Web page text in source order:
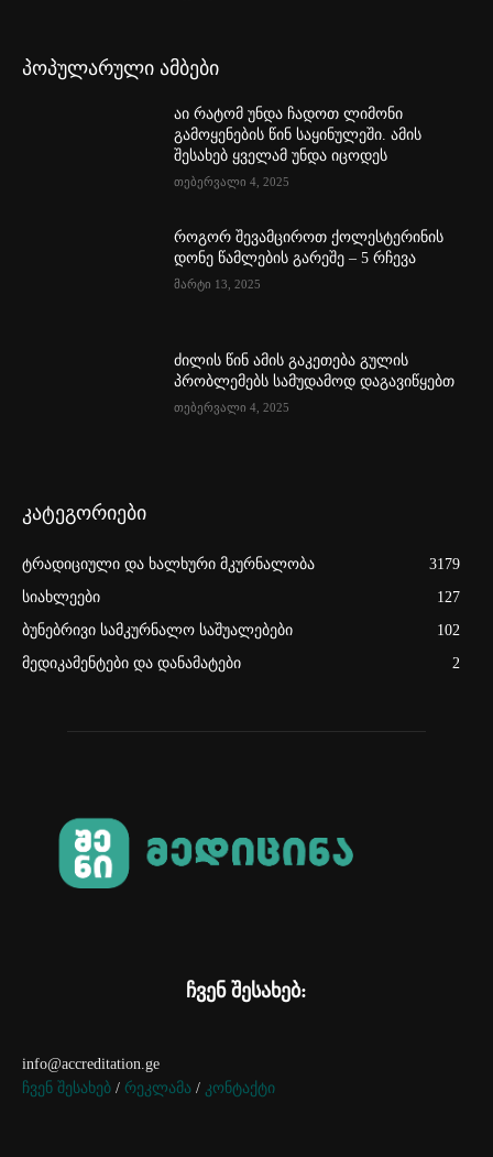
პოპულარული ამბები
აი რატომ უნდა ჩადოთ ლიმონი
გამოყენების წინ საყინულეში. ამის
შესახებ ყველამ უნდა იცოდეს
თებერვალი 4, 2025
როგორ შევამციროთ ქოლესტერინის
დონე წამლების გარეშე – 5 რჩევა
მარტი 13, 2025
ძილის წინ ამის გაკეთება გულის
პრობლემებს სამუდამოდ დაგავიწყებთ
თებერვალი 4, 2025
კატეგორიები
ტრადიციული და ხალხური მკურნალობა
3179
სიახლეები
127
ბუნებრივი სამკურნალო საშუალებები
102
მედიკამენტები და დანამატები
2
ჩვენ შესახებ:
info@accreditation.ge
ჩვენ შესახებ / რეკლამა / კონტაქტი